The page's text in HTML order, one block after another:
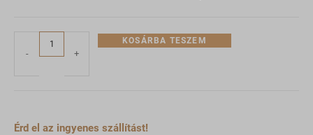
- +
KOSÁRBA TESZEM
Érd el az ingyenes szállítást!